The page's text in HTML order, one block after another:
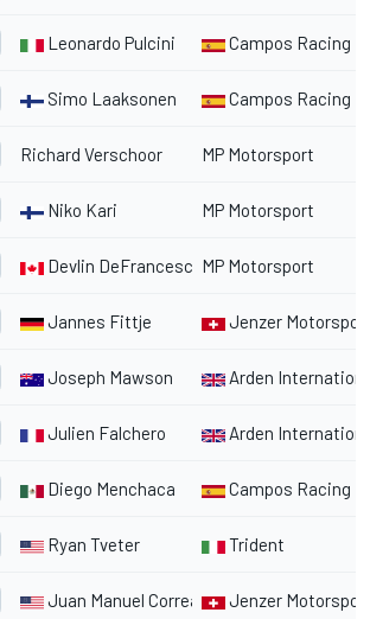
Leonardo Pulcini Campos Racing
Simo Laaksonen Campos Racing
Richard Verschoor MP Motorsport
Niko Kari MP Motorsport
Devlin DeFrancesco MP Motorsport
Jannes Fittje Jenzer
Joseph Mawson Arden
Julien Falchero Arden
Diego Menchaca Campos Racing
Ryan Tveter Trident
Juan Manuel Correa Jenzer